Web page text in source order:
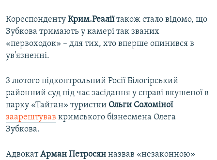
Кореспонденту Крим.Реаліїтакож стало відомо, що
Зубкова тримають у камері так званих
«первоходок» – для тих, хто вперше опинився в
ув'язненні.
3 лютого підконтрольний Росії Білогірський
районний суд під час засідання у справі вкушеної в
парку «Тайган» туристки Ольги Соломіної
заарештував кримського бізнесмена Олега
Зубкова.
АдвокатАрман Петросян назвав «незаконною»